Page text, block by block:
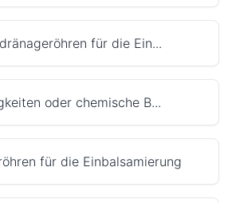
für die Ein...
oder chemische B...
für die Einbalsamierung